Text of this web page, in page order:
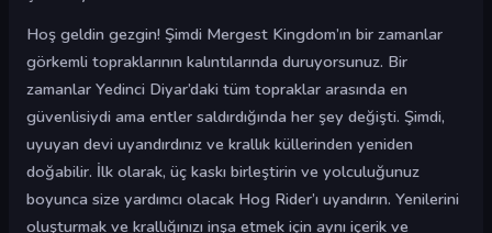
Hoş geldin gezgin! Şimdi Mergest Kingdom’ın bir zamanlar
görkemli topraklarının kalıntılarında duruyorsunuz. Bir
zamanlar Yedinci Diyar’daki tüm topraklar arasında en
güvenlisiydi ama entler saldırdığında her şey değişti. Şimdi,
uyuyan devi uyandırdınız ve krallık küllerinden yeniden
doğabilir. İlk olarak, üç kaskı birleştirin ve yolculuğunuz
boyunca size yardımcı olacak Hog Rider’ı uyandırın. Yenilerini
oluşturmak ve krallığınızı inşa etmek için aynı içerik ve